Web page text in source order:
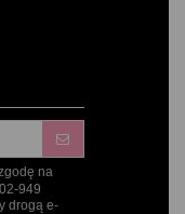
na
949
drogą e-